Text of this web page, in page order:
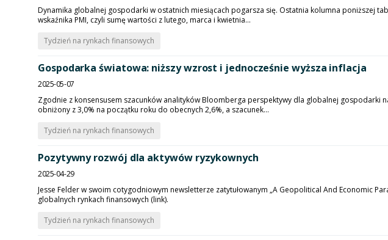
Dynamika globalnej gospodarki w ostatnich miesiącach pogarsza się. Ostatnia kolumna poniższej
wskaźnika PMI, czyli sumę wartości z lutego, marca i kwietnia...
Tydzień na rynkach finansowych
Gospodarka światowa: niższy wzrost i jednocześnie wyższa inflacja
2025-05-07
Zgodnie z konsensusem szacunków analityków Bloomberga perspektywy dla globalnej
obniżony z 3,0% na początku roku do obecnych 2,6%, a szacunek...
Tydzień na rynkach finansowych
Pozytywny rozwój dla aktywów ryzykownych
2025-04-29
Jesse Felder w swoim cotygodniowym newsletterze zatytułowanym „A Geopolitical And Economic
globalnych rynkach finansowych (link).
Tydzień na rynkach finansowych